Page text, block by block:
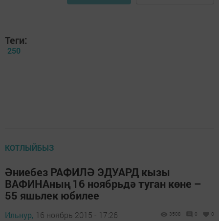
Теги:
250
КОТЛЫЙБЫЗ
Әниебез РАФИЛӘ ЭДУАРД кызы
ВАФИНАның 16 ноябрьдә туган көне –
55 яшьлек юбилее
Ильнур, 16 ноябрь 2015 - 17:26 3508 0 0